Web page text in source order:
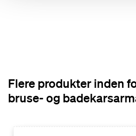
Flere produkter inden
bruse- og